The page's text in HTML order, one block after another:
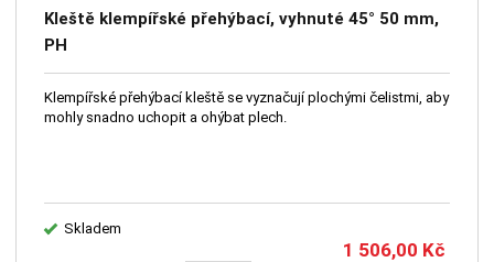
Kleště klempířské přehýbací, vyhnuté 45° 50 mm,
PH
Klempířské přehýbací kleště se vyznačují plochými čelistmi, aby
mohly snadno uchopit a ohýbat plech.
Skladem
1 506,00 Kč